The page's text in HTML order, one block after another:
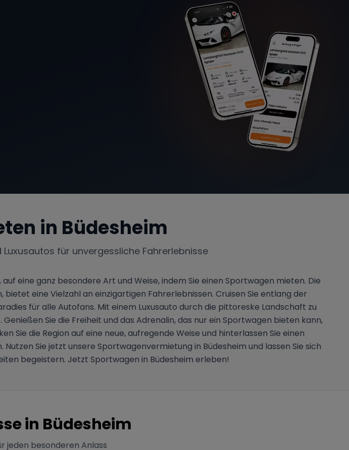
in Büdesheim
für unvergessliche Fahrerlebnisse
eine ganz besondere Art und Weise, indem Sie einen Sportwagen mieten. Die
eine Vielzahl an einzigartigen Fahrerlebnissen. Cruisen Sie entlang der
für alle Autofans. Mit einem Luxusauto durch die pittoreske Landschaft zu
Sie die Freiheit und das Adrenalin, das nur ein Sportwagen bieten kann,
Sie die Region auf eine neue, aufregende Weise und hinterlassen Sie einen
Sie jetzt unsere Sportwagenvermietung in Büdesheim und lassen Sie sich
begeistern. Jetzt Sportwagen in Büdesheim erleben!
in Büdesheim
jeden besonderen Anlass